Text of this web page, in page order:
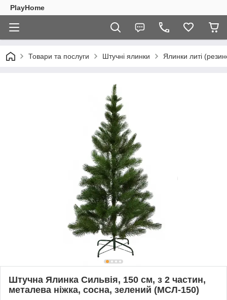
PlayHome
Товари та послуги Штучні ялинки Ялинки литі
Штучна Ялинка Сильвія, 150 см, з 2 частин,
металева ніжка, сосна, зелений (МСЛ-150)